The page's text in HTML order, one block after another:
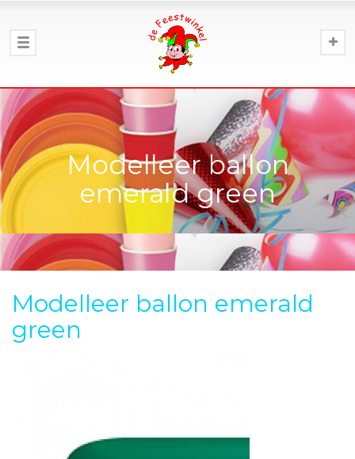
Modelleer ballon
emerald green
Modelleer ballon emerald
green